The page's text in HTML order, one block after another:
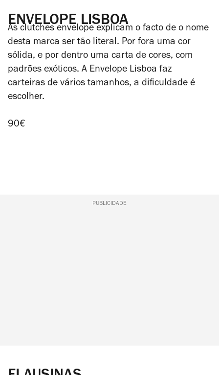
ENVELOPE LISBOA
As clutches envelope explicam o facto de o nome
desta marca ser tão literal. Por fora uma cor
sólida, e por dentro uma carta de cores, com
padrões exóticos. A Envelope Lisboa faz
carteiras de vários tamanhos, a dificuldade é
escolher.
90€
PUBLICIDADE